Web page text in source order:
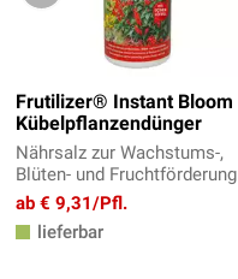
Frutilizer® Instant Bloom
Kübelpflanzendünger
Nährsalz zur Wachstums-,
Blüten- und Fruchtförderung
ab € 9,31/Pfl.
lieferbar